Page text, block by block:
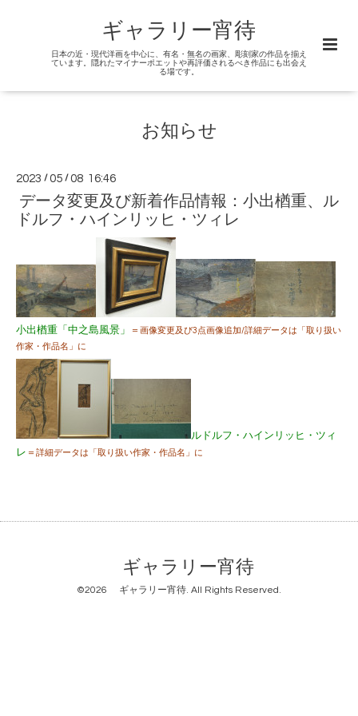
ギャラリー宵待
日本の近・現代洋画を中心に、有名・無名の画家、彫刻家の作品を揃え
ています。隠れたマイナーポエットや再評価されるべき作品にも出会え
る場です。
お知らせ
2023 /05 /08 16:46
データ変更及び新着作品情報：小出楢重、ル
ドルフ・ハインリッヒ・ツィレ
小出楢重「中之島風景」 ＝ 画像変更及び3点画像追加/詳細データは「取り扱い
作家・作品名」に
ルドルフ・ハインリッヒ・ツィ
レ ＝ 詳細データは「取り扱い作家・作品名」に
ギャラリー宵待
©2026 ギャラリー宵待. All Rights Reserved.